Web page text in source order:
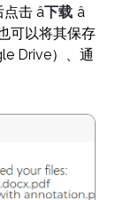
击 â下载 â
可以将其保存
Drive）、通